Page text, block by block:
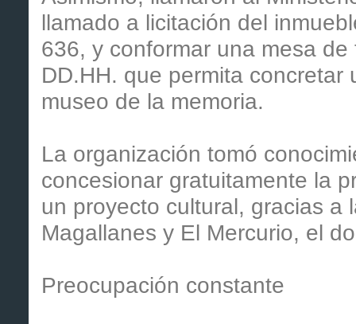
llamado a licitación del
636, y conformar una mesa
DD.HH. que permita
museo de la memoria.
La organización tomó
concesionar gratuitamente la
un proyecto cultural, gracias a
Magallanes y El Mercurio, el
Preocupación constante